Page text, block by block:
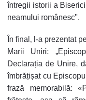
întregii istorii a
neamului românesc".
În final, l-a prezentat
Marii Uniri:
Declarația de Unire,
îmbrățișat cu
frază memorabilă: